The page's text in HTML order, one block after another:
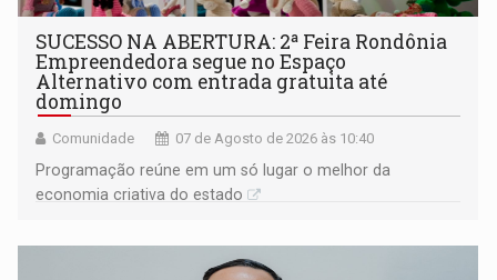
SUCESSO NA ABERTURA: 2ª Feira Rondônia
Empreendedora segue no Espaço
Alternativo com entrada gratuita até
domingo
Comunidade 07 de Agosto de 2026 às 10:40
Programação reúne em um só lugar o melhor da
economia criativa do estado